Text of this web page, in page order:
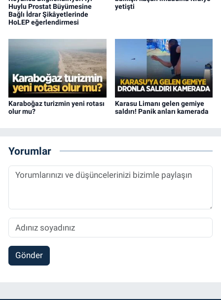
Huylu Prostat Büyümesine
Bağlı İdrar Şikâyetlerinde
HoLEP eğerlendirmesi
yetişti
Karaboğaz turizmin yeni rotası
olur mu?
Karasu Limanı gelen gemiye
saldırı! Panik anları kamerada
Yorumlar
Gönder